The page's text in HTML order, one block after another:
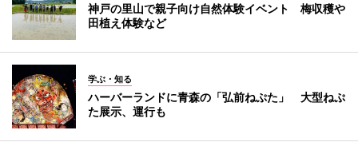
神戸の里山で親子向け自然体験イベント 梅収穫や
田植え体験など
学ぶ・知る
ハーバーランドに青森の「弘前ねぷた」 大型ねぷ
た展示、運行も